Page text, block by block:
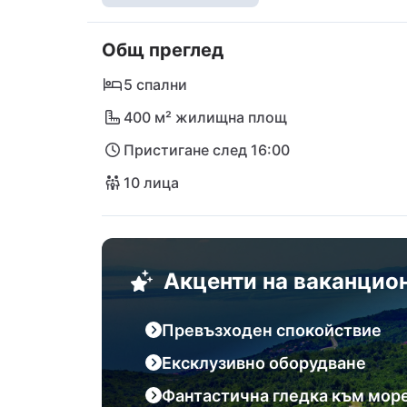
вижте сами! Много плажове на
минути с автомобил. Известният
най-близкото международно летище на
Общ преглед
5 спални
400 м² жилищна площ
Пристигане след 16:00
10 лица
Акценти на
Превъзходен спокойствие
Ексклузивно оборудване
Фантастична гледка към